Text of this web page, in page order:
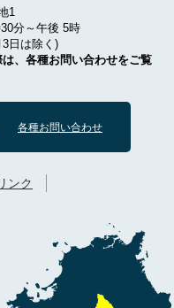
1
分～午後 5時
日は除く)
、各種お問い合わせをご覧
各種お問い合わせ
ンク